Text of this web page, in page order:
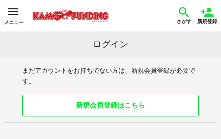
メニュー さがす 新規登録
ログイン
まだアカウントをお持ちでない方は、新規会員登録が必要で
す。
新規会員登録はこちら